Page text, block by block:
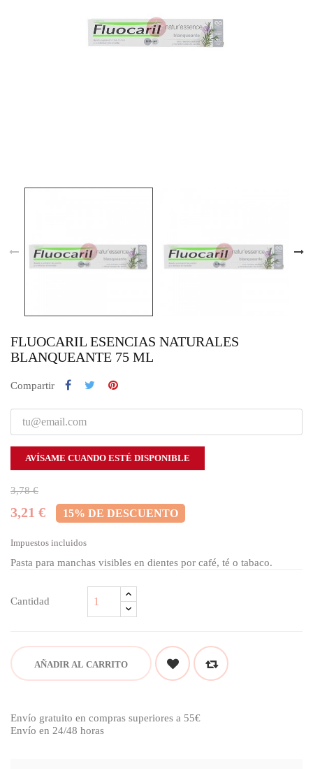
FLUOCARIL ESENCIAS NATURALES
BLANQUEANTE 75 ML
Compartir
AVÍSAME CUANDO ESTÉ DISPONIBLE
3,78 €
3,21 € 15% DE DESCUENTO
Impuestos incluidos
Pasta para manchas visibles en dientes por café, té o tabaco.
Cantidad
AÑADIR AL CARRITO
Envío gratuito en compras superiores a 55€
Envío en 24/48 horas